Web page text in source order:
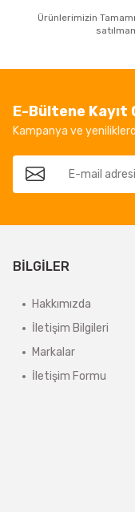
Ürünlerimizin
E-Bültene Kayıt
Kampanya ve
BİLGİLER
Hakkımızda
İletişim Bilgileri
Markalar
İletişim Formu